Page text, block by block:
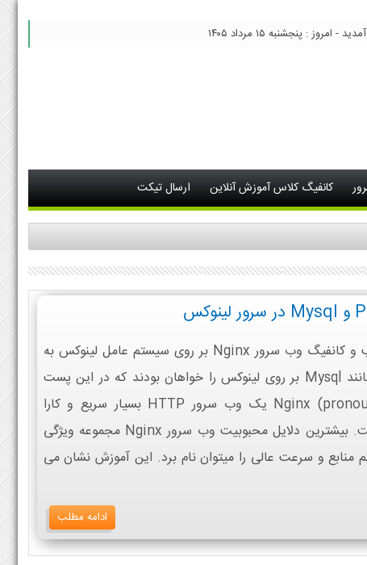
- امروز : پنجشنبه ۱۵ مرداد ۱۴۰۵
کانفیگ کلاس آموزش آنلاین ارسال تیکت
کاربران زیادی درخواست آموزش نصب و کانفیگ وب سرور Nginx بر روی سیستم عامل لینوکس به
همراه Php و یک دیتابیس انجین مانند Mysql بر روی لینوکس را خواهان بودند که در این پست
تقدیم میشود. Nginx (pronounced “engine x”) یک وب سرور HTTP بسیار سریع و کارا
بصورت منبع باز و با کارایی عالی است. بیشترین دلایل محبوبیت وب سرور Nginx مجموعه ویژگی
و سرعت عالی را میتوان نام برد. این آموزش نشان می
ادامه مطلب